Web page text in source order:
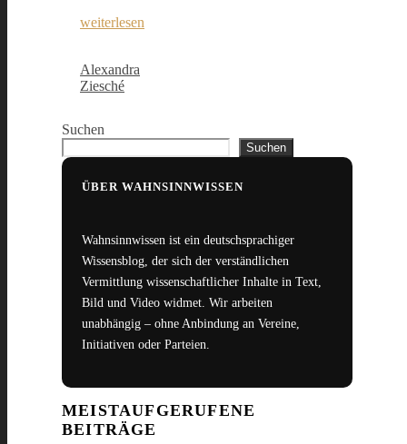
weiterlesen
Alexandra
Ziesché
Suchen
Suchen
ÜBER WAHNSINNWISSEN
Wahnsinnwissen ist ein deutschsprachiger
Wissensblog, der sich der verständlichen
Vermittlung wissenschaftlicher Inhalte in Text,
Bild und Video widmet. Wir arbeiten
unabhängig – ohne Anbindung an Vereine,
Initiativen oder Parteien.
MEISTAUFGERUFENE
BEITRÄGE